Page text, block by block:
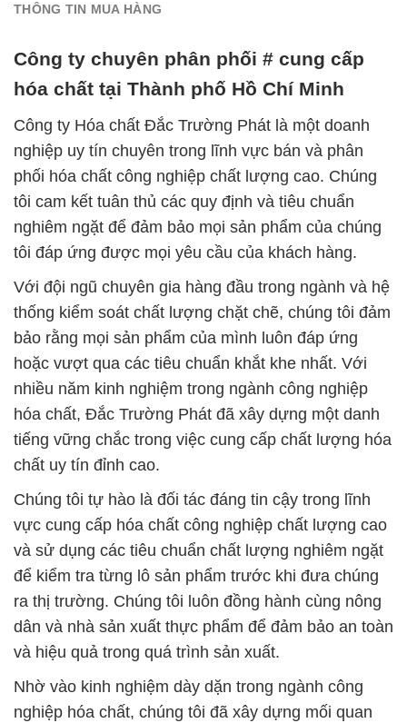
THÔNG TIN MUA HÀNG
Công ty chuyên phân phối # cung cấp
hóa chất tại Thành phố Hồ Chí Minh
Công ty Hóa chất Đắc Trường Phát là một doanh
nghiệp uy tín chuyên trong lĩnh vực bán và phân
phối hóa chất công nghiệp chất lượng cao. Chúng
tôi cam kết tuân thủ các quy định và tiêu chuẩn
nghiêm ngặt để đảm bảo mọi sản phẩm của chúng
tôi đáp ứng được mọi yêu cầu của khách hàng.
Với đội ngũ chuyên gia hàng đầu trong ngành và hệ
thống kiểm soát chất lượng chặt chẽ, chúng tôi đảm
bảo rằng mọi sản phẩm của mình luôn đáp ứng
hoặc vượt qua các tiêu chuẩn khắt khe nhất. Với
nhiều năm kinh nghiệm trong ngành công nghiệp
hóa chất, Đắc Trường Phát đã xây dựng một danh
tiếng vững chắc trong việc cung cấp chất lượng hóa
chất uy tín đỉnh cao.
Chúng tôi tự hào là đối tác đáng tin cậy trong lĩnh
vực cung cấp hóa chất công nghiệp chất lượng cao
và sử dụng các tiêu chuẩn chất lượng nghiêm ngặt
để kiểm tra từng lô sản phẩm trước khi đưa chúng
ra thị trường. Chúng tôi luôn đồng hành cùng nông
dân và nhà sản xuất thực phẩm để đảm bảo an toàn
và hiệu quả trong quá trình sản xuất.
Nhờ vào kinh nghiệm dày dặn trong ngành công
nghiệp hóa chất, chúng tôi đã xây dựng mối quan